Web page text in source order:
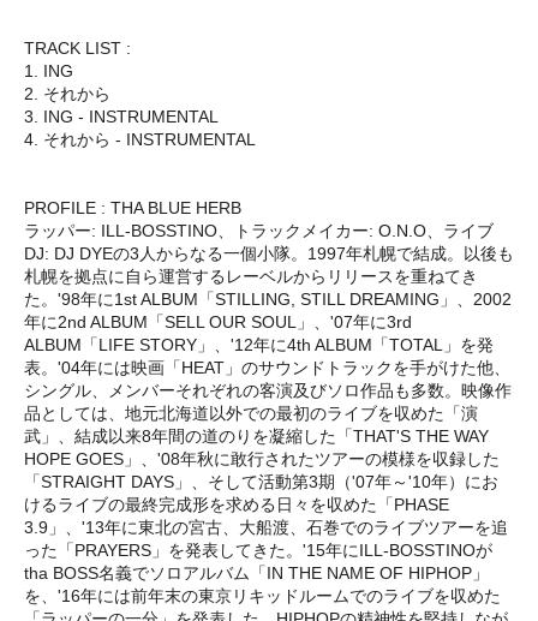
TRACK LIST :
1. ING
2. それから
3. ING - INSTRUMENTAL
4. それから - INSTRUMENTAL
PROFILE : THA BLUE HERB
ラッパー: ILL-BOSSTINO、トラックメイカー: O.N.O、ライブ
DJ: DJ DYEの3人からなる一個小隊。1997年札幌で結成。以後も
札幌を拠点に自ら運営するレーベルからリリースを重ねてき
た。'98年に1st ALBUM「STILLING, STILL DREAMING」、2002
年に2nd ALBUM「SELL OUR SOUL」、'07年に3rd
ALBUM「LIFE STORY」、'12年に4th ALBUM「TOTAL」を発
表。'04年には映画「HEAT」のサウンドトラックを手がけた他、
シングル、メンバーそれぞれの客演及びソロ作品も多数。映像作
品としては、地元北海道以外での最初のライブを収めた「演
武」、結成以来8年間の道のりを凝縮した「THAT'S THE WAY
HOPE GOES」、'08年秋に敢行されたツアーの模様を収録した
「STRAIGHT DAYS」、そして活動第3期（'07年～'10年）にお
けるライブの最終完成形を求める日々を収めた「PHASE
3.9」、'13年に東北の宮古、大船渡、石巻でのライブツアーを追
った「PRAYERS」を発表してきた。'15年にILL-BOSSTINOが
tha BOSS名義でソロアルバム「IN THE NAME OF HIPHOP」
を、'16年には前年末の東京リキッドルームでのライブを収めた